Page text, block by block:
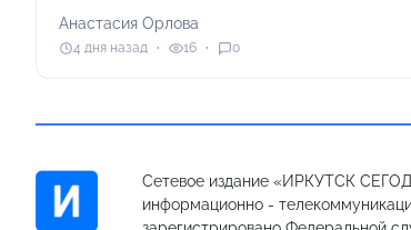
Анастасия Орлова
4 дня назад 16 0
Сетевое издание «ИРКУТСК
информационно -